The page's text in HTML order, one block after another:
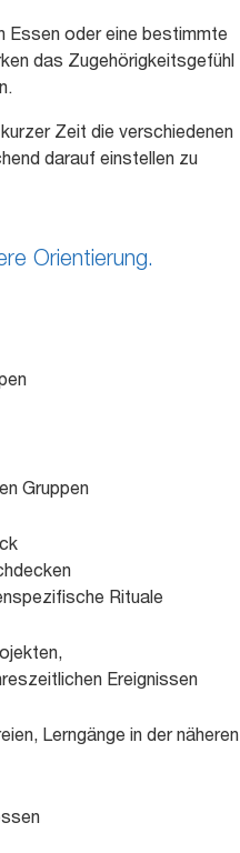
Essen oder eine bestimmte
das Zugehörigkeitsgefühl
Zeit die verschiedenen
darauf einstellen zu
Orientierung.
Gruppen
Rituale
Ereignissen
Lerngänge in der näheren